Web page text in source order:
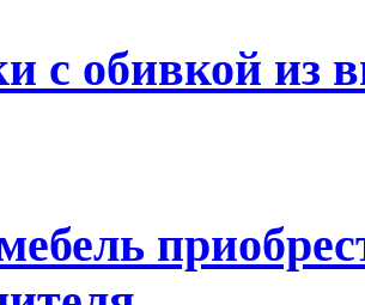
с обивкой из